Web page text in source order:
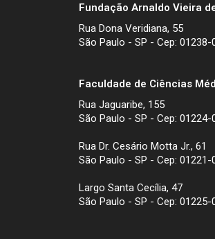
Fundação Arnaldo Vieira
Rua Dona Veridiana, 55
São Paulo - SP - Cep: 01238-
Faculdade de Ciências
Rua Jaguaribe, 155
São Paulo - SP - Cep: 01224-
Rua Dr. Cesário Motta Jr., 61
São Paulo - SP - Cep: 01221-
Largo Santa Cecília, 47
São Paulo - SP - Cep: 01225-